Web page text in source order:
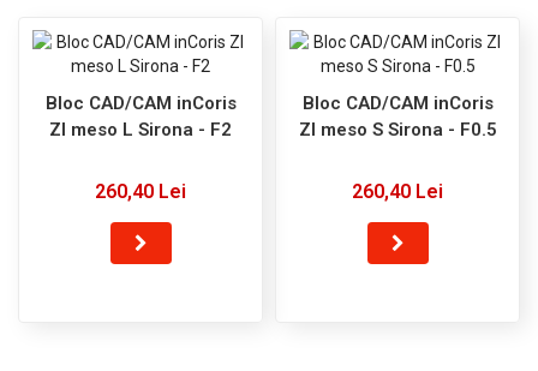
Bloc CAD/CAM inCoris
ZI meso L Sirona - F2
260,40 Lei
Bloc CAD/CAM inCoris
ZI meso S Sirona - F0.5
260,40 Lei